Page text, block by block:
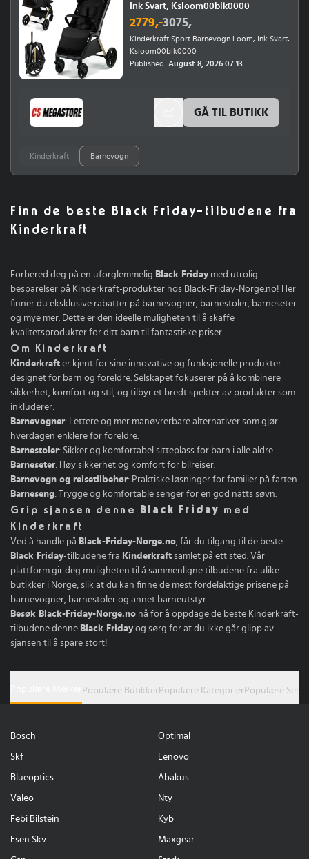
Ink Svart, Ksloom00blk0000
2779,-3075,
Kinderkraft Sport Barnevogn Loom, Ink Svart,
Ksloom00blk0000
Published: August 8, 2026 07:13
Kinderkraft Barnevogn
GÅ TIL BUTIKK
Finn de beste Black Friday-tilbudene fra
Kinderkraft
Forbered deg på en uforglemmelig Black Fridaymed utrolig
besparelser på Kinderkraft-produkter hos Black-Friday-Norge.no! Her
finner du eksklusive rabatter på barnevogner, barnestoler, barneseter
og mye mer. Dette er den ideelle muligheten til å skaffe
kvalitetsprodukter for ditt barn til fantastiske priser.
Om Kinderkraft
Kinderkraft er kjent for sine innovative og funksjonelle produkter
designet for barn og foreldre. Selskapet fokuserer på å kombinere
sikkerhet, komfort og stil, og tilbyr et bredt spekter av produkter som
inkluderer:
Barnevogner: Lettere og mer manøvrerbare alternativer som gjør
hverdagen enklere for foreldre.
Barnestoler: Sikker og komfortabel sitteplass for barn i alle aldre.
Barneseter: Høy sikkerhet og komfort for bilreiser.
Barnevogn og reisetilbehør: Praktiske løsninger for familier på farten.
Barneseng: Trygge og komfortable senger for en god natts søvn.
Grip sjansen denne Black Friday med
Kinderkraft
Ved å handle på Black-Friday-Norge.no , får du tilgang til de beste
Black Friday-tilbudene fra Kinderkraft samlet på ett sted. Vår
plattform gir deg muligheten til å sammenligne tilbudene fra ulike
butikker i Norge, slik at du kan finne de mest fordelaktige prisene på
barnevogner, barnestoler og annet barneutstyr.
Besøk Black-Friday-Norge.no nå for å oppdage de beste Kinderkraft-
tilbudene denne Black Fridayog sørg for at du ikke går glipp av
sjansen til å spare stort!
Populære Butikker Populære Kategorier Populære Serie
Bosch Optimal
Skf Lenovo
Blueoptics Abakus
Valeo Nty
Febi Bilstein Kyb
Esen Skv Maxgear